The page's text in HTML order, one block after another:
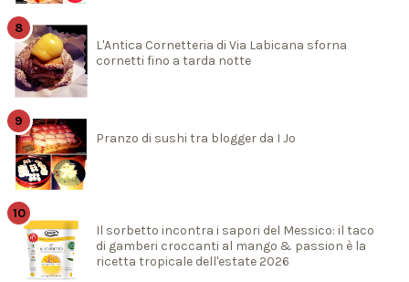
L'Antica Cornetteria di Via Labicana sforna
cornetti fino a tarda notte
Pranzo di sushi tra blogger da I Jo
Il sorbetto incontra i sapori del Messico: il taco
di gamberi croccanti al mango & passion è la
ricetta tropicale dell'estate 2026